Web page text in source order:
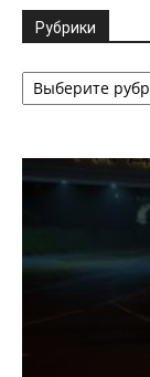
Рубрики
Рубрики